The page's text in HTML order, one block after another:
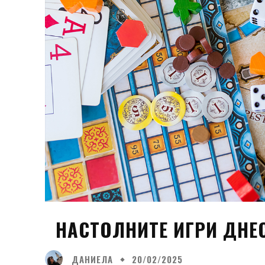
НАСТОЛНИТЕ ИГРИ
ДАНИЕЛА 20/02/2025